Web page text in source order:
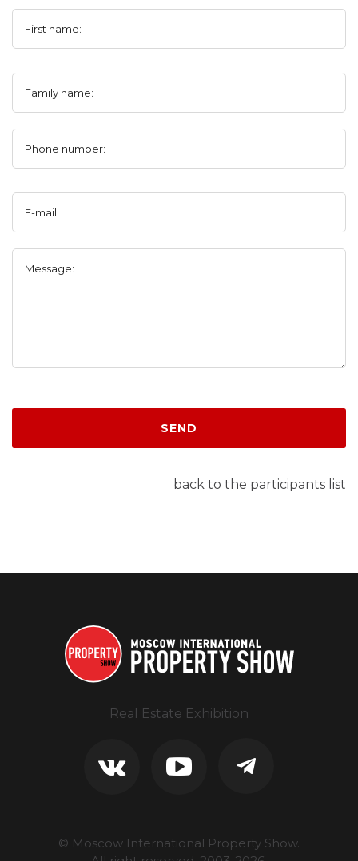
First name:
Family name:
Phone number:
E-mail:
Message:
SEND
back to the participants list
Real Estate Exhibition
© Moscow International Property Show.